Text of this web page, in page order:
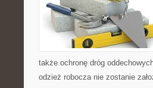
także ochronę dróg
odzież robocza nie zostanie